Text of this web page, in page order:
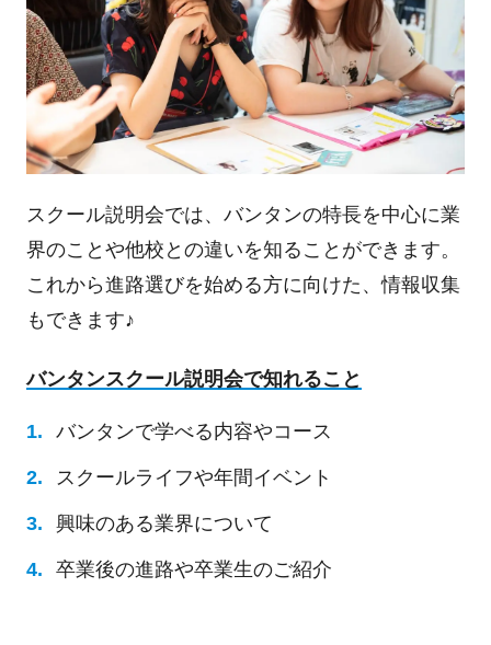
スクール説明会では、バンタンの特長を中心に業
界のことや他校との違いを知ることができます。
これから進路選びを始める方に向けた、情報収集
もできます♪
バンタンスクール説明会で知れること
バンタンで学べる内容やコース
スクールライフや年間イベント
興味のある業界について
卒業後の進路や卒業生のご紹介